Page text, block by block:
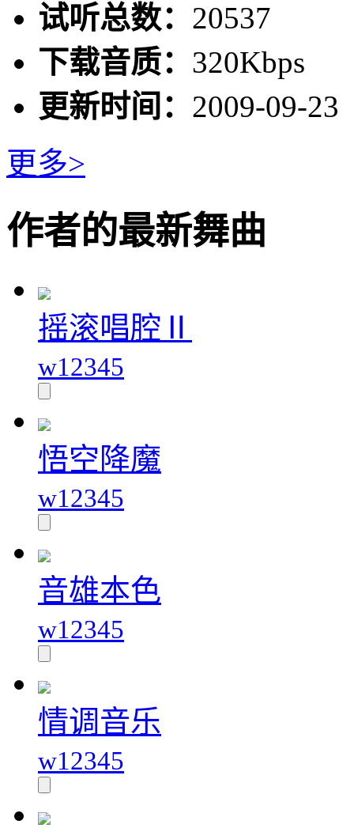
试听总数： 20537
下载音质： 320Kbps
更新时间： 2009-09-23
更多>
作者的最新舞曲
摇滚唱腔Ⅱ
w12345
悟空降魔
w12345
音雄本色
w12345
情调音乐
w12345